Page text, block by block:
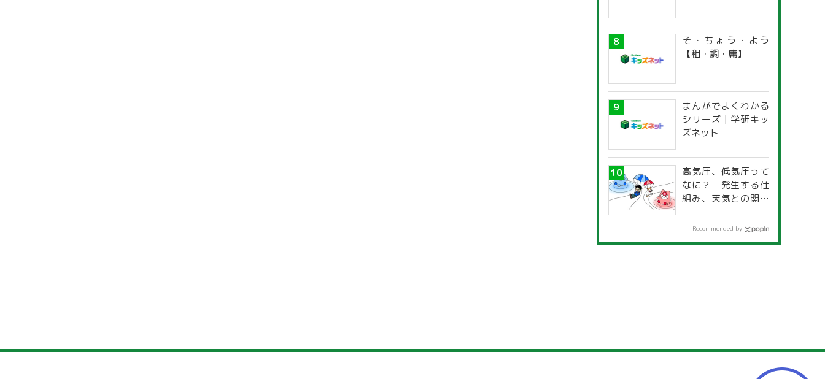
そ・ちょう・よう
【租・調・庸】
まんがでよくわかる
シリーズ | 学研キッ
ズネット
高気圧、低気圧って
なに？ 発生する仕
組み、天気との関係
Recommended by